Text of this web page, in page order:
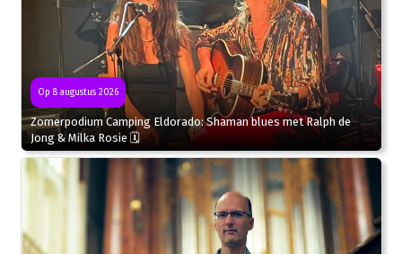
Op 8 augustus 2026
Zomerpodium Camping Eldorado: Shaman blues met Ralph de
Jong & Milka Rosie 🗓